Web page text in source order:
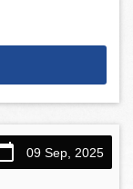
09 Sep, 2025